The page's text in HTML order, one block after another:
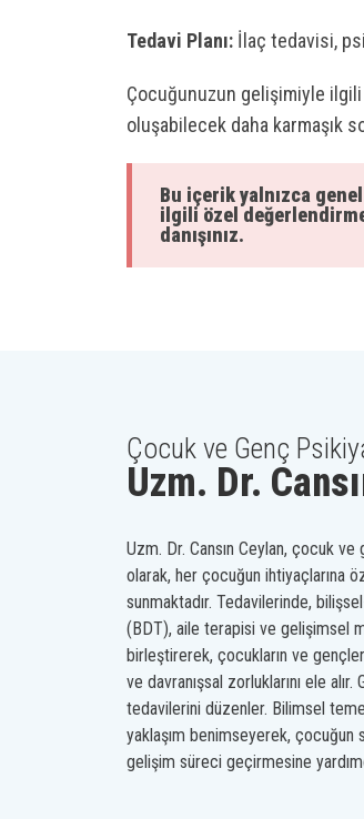
Tedavi Planı: İlaç tedavisi,
Çocuğunuzun gelişimiyle
oluşabilecek daha karmaşık
Bu içerik yalnızca
ilgili özel
danışınız.
Çocuk ve Genç
Uzm. Dr.
Uzm. Dr. Cansın Ceylan, çocuk
olarak, her çocuğun ihtiyaçlarına
sunmaktadır. Tedavilerinde,
(BDT), aile terapisi ve gelişimsel
birleştirerek, çocukların ve
ve davranışsal zorluklarını ele
tedavilerini düzenler. Bilimsel
yaklaşım benimseyerek, çocuğun
gelişim süreci geçirmesine